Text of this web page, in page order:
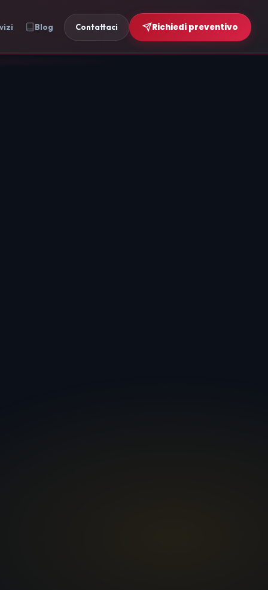
Blog Contattaci Richiedi preventivo